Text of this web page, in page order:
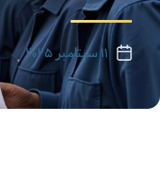
تاریخ
نوشته
۱۱ سپتامبر ۲۰۲۵